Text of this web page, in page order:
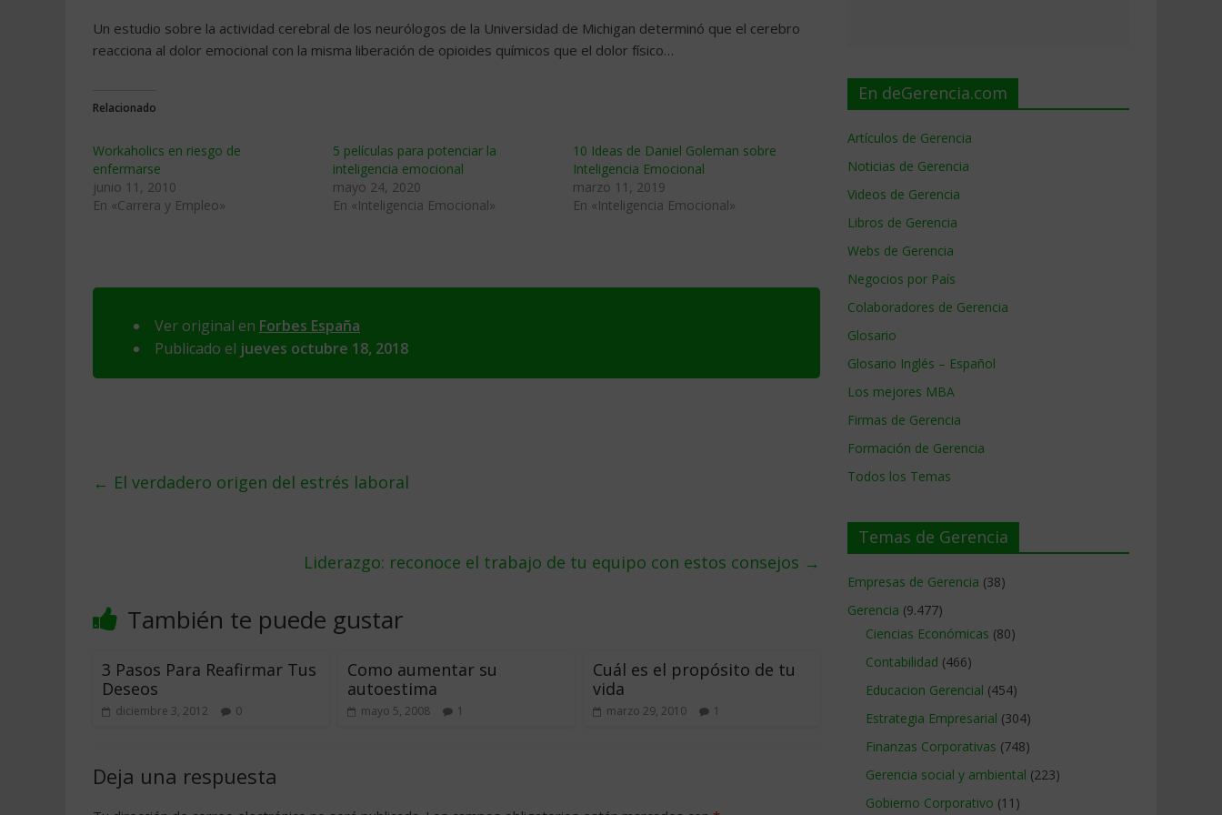
Un estudio sobre la actividad cerebral de los neurólogos de la Universidad de Michigan determinó que el cerebro
reacciona al dolor emocional con la misma liberación de opioides químicos que el dolor físico…
Relacionado
Workaholics en riesgo de
enfermarse
junio 11, 2010
En «Carrera y Empleo»
5 películas para potenciar la
inteligencia emocional
mayo 24, 2020
En «Inteligencia Emocional»
10 Ideas de Daniel Goleman sobre
Inteligencia Emocional
marzo 11, 2019
En «Inteligencia Emocional»
Ver original en Forbes España
Publicado el jueves octubre 18, 2018
← El verdadero origen del estrés laboral
Liderazgo: reconoce el trabajo de tu equipo con estos consejos →
También te puede gustar
3 Pasos Para Reafirmar Tus
Deseos
diciembre 3, 2012 0
Como aumentar su
autoestima
mayo 5, 2008 1
Cuál es el propósito de tu
vida
marzo 29, 2010 1
Deja una respuesta
En deGerencia.com
Artículos de Gerencia
Noticias de Gerencia
Videos de Gerencia
Libros de Gerencia
Webs de Gerencia
Negocios por País
Colaboradores de Gerencia
Glosario
Glosario Inglés – Español
Los mejores MBA
Firmas de Gerencia
Formación de Gerencia
Todos los Temas
Temas de Gerencia
Empresas de Gerencia (38)
Gerencia (9.477)
Ciencias Económicas (80)
Contabilidad (466)
Educacion Gerencial (454)
Estrategia Empresarial (304)
Finanzas Corporativas (748)
Gerencia social y ambiental (223)
Gobierno Corporativo (11)